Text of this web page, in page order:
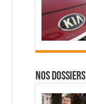
Nos dossiers